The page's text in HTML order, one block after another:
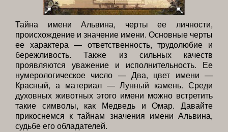
Тайна имени Альвина, черты ее личности,
происхождение и значение имени. Основные черты
ее характера — ответственность, трудолюбие и
бережливость. Также из сильных качеств
проявляются уважение и исполнительность. Ее
нумерологическое число — Два, цвет имени —
Красный, а материал — Лунный камень. Среди
духовных животных этого имени можно встретить
такие символы, как Медведь и Омар. Давайте
прикоснемся к тайнам значения имени Альвина,
судьбе его обладателей.